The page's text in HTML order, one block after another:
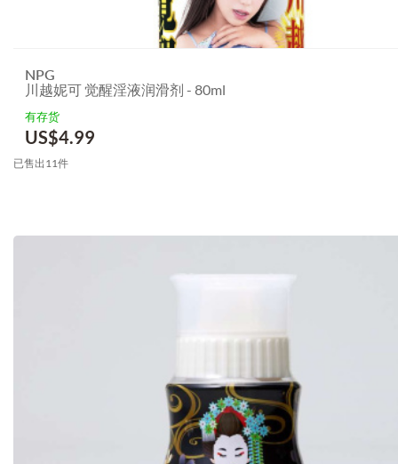
NPG
川越妮可 觉醒淫液润滑剂 - 80ml
有存货
US$4.99
已售出11件